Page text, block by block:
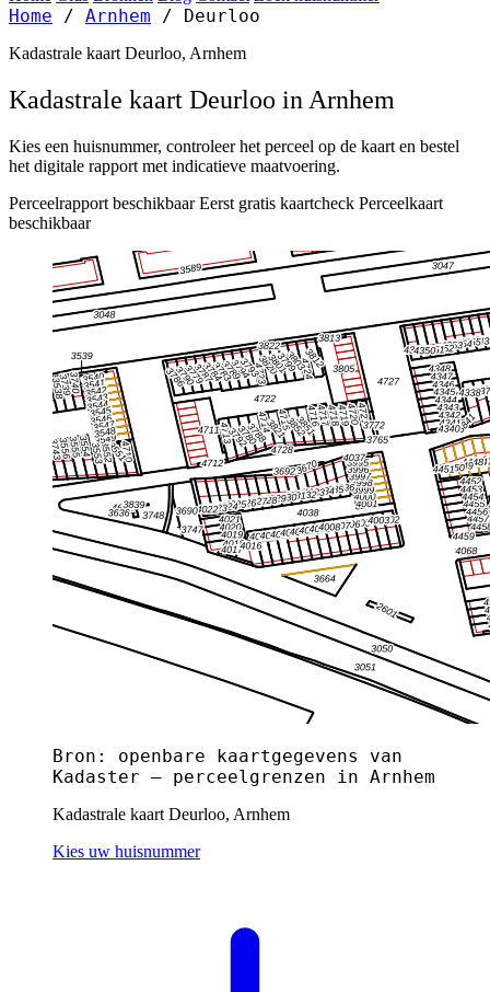
Home / Arnhem / Deurloo
Kadastrale kaart Deurloo, Arnhem
Kadastrale kaart Deurloo in Arnhem
Kies een huisnummer, controleer het perceel op de kaart en bestel
het digitale rapport met indicatieve maatvoering.
Perceelrapport beschikbaar Eerst gratis kaartcheck Perceelkaart
beschikbaar
Bron: openbare kaartgegevens van
Kadaster — perceelgrenzen in Arnhem
Kadastrale kaart Deurloo, Arnhem
Kies uw huisnummer